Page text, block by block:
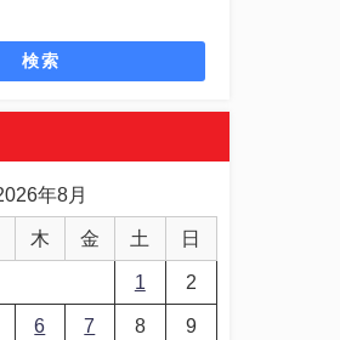
検索
年8月
木 金 土 日
1 2
6 7 8 9